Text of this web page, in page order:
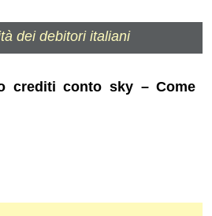
dei debitori italiani
crediti conto sky – Come